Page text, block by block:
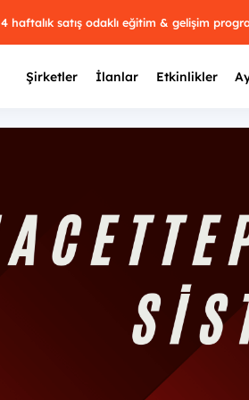
4 haftalık satış odaklı eğitim & gelişim
Şirketler İlanlar Etkinlikler
29